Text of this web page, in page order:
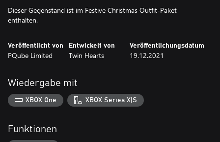
Dieser Gegenstand ist im Festive Christmas Outfit-Paket
enthalten.
Veröffentlicht von
PQube Limited
Entwickelt von
Twin Hearts
Veröffentlichungsdatum
19.12.2021
Wiedergabe mit
XBOX One XBOX Series X|S
Funktionen